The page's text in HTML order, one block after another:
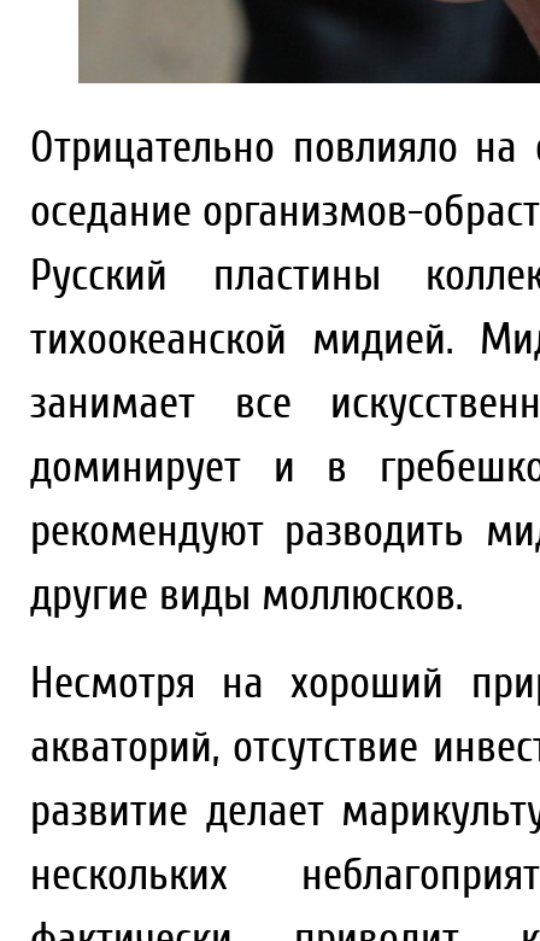
Отрицательно повлияло
оседание организмов-
Русский пластины
тихоокеанской мидией.
занимает все
доминирует и в
рекомендуют разводить
другие виды моллюсков.
Несмотря на хороший
акваторий, отсутствие
развитие делает
нескольких